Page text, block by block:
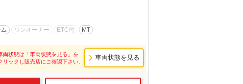
ワンオーナー ETC付 MT
両状態は「車両状態を見る」を
リックし販売店にご確認下さい。
車両状態を見る